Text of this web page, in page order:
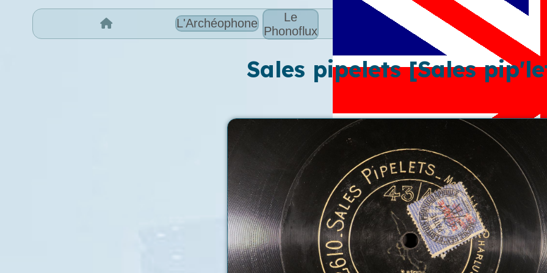
L'Archéophone
Le
Phonoflux
Sales pipelets [Sales